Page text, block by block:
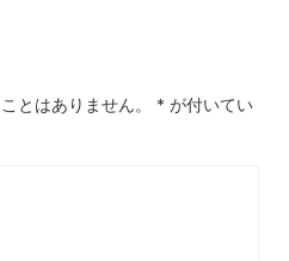
とはありません。 * が付いてい